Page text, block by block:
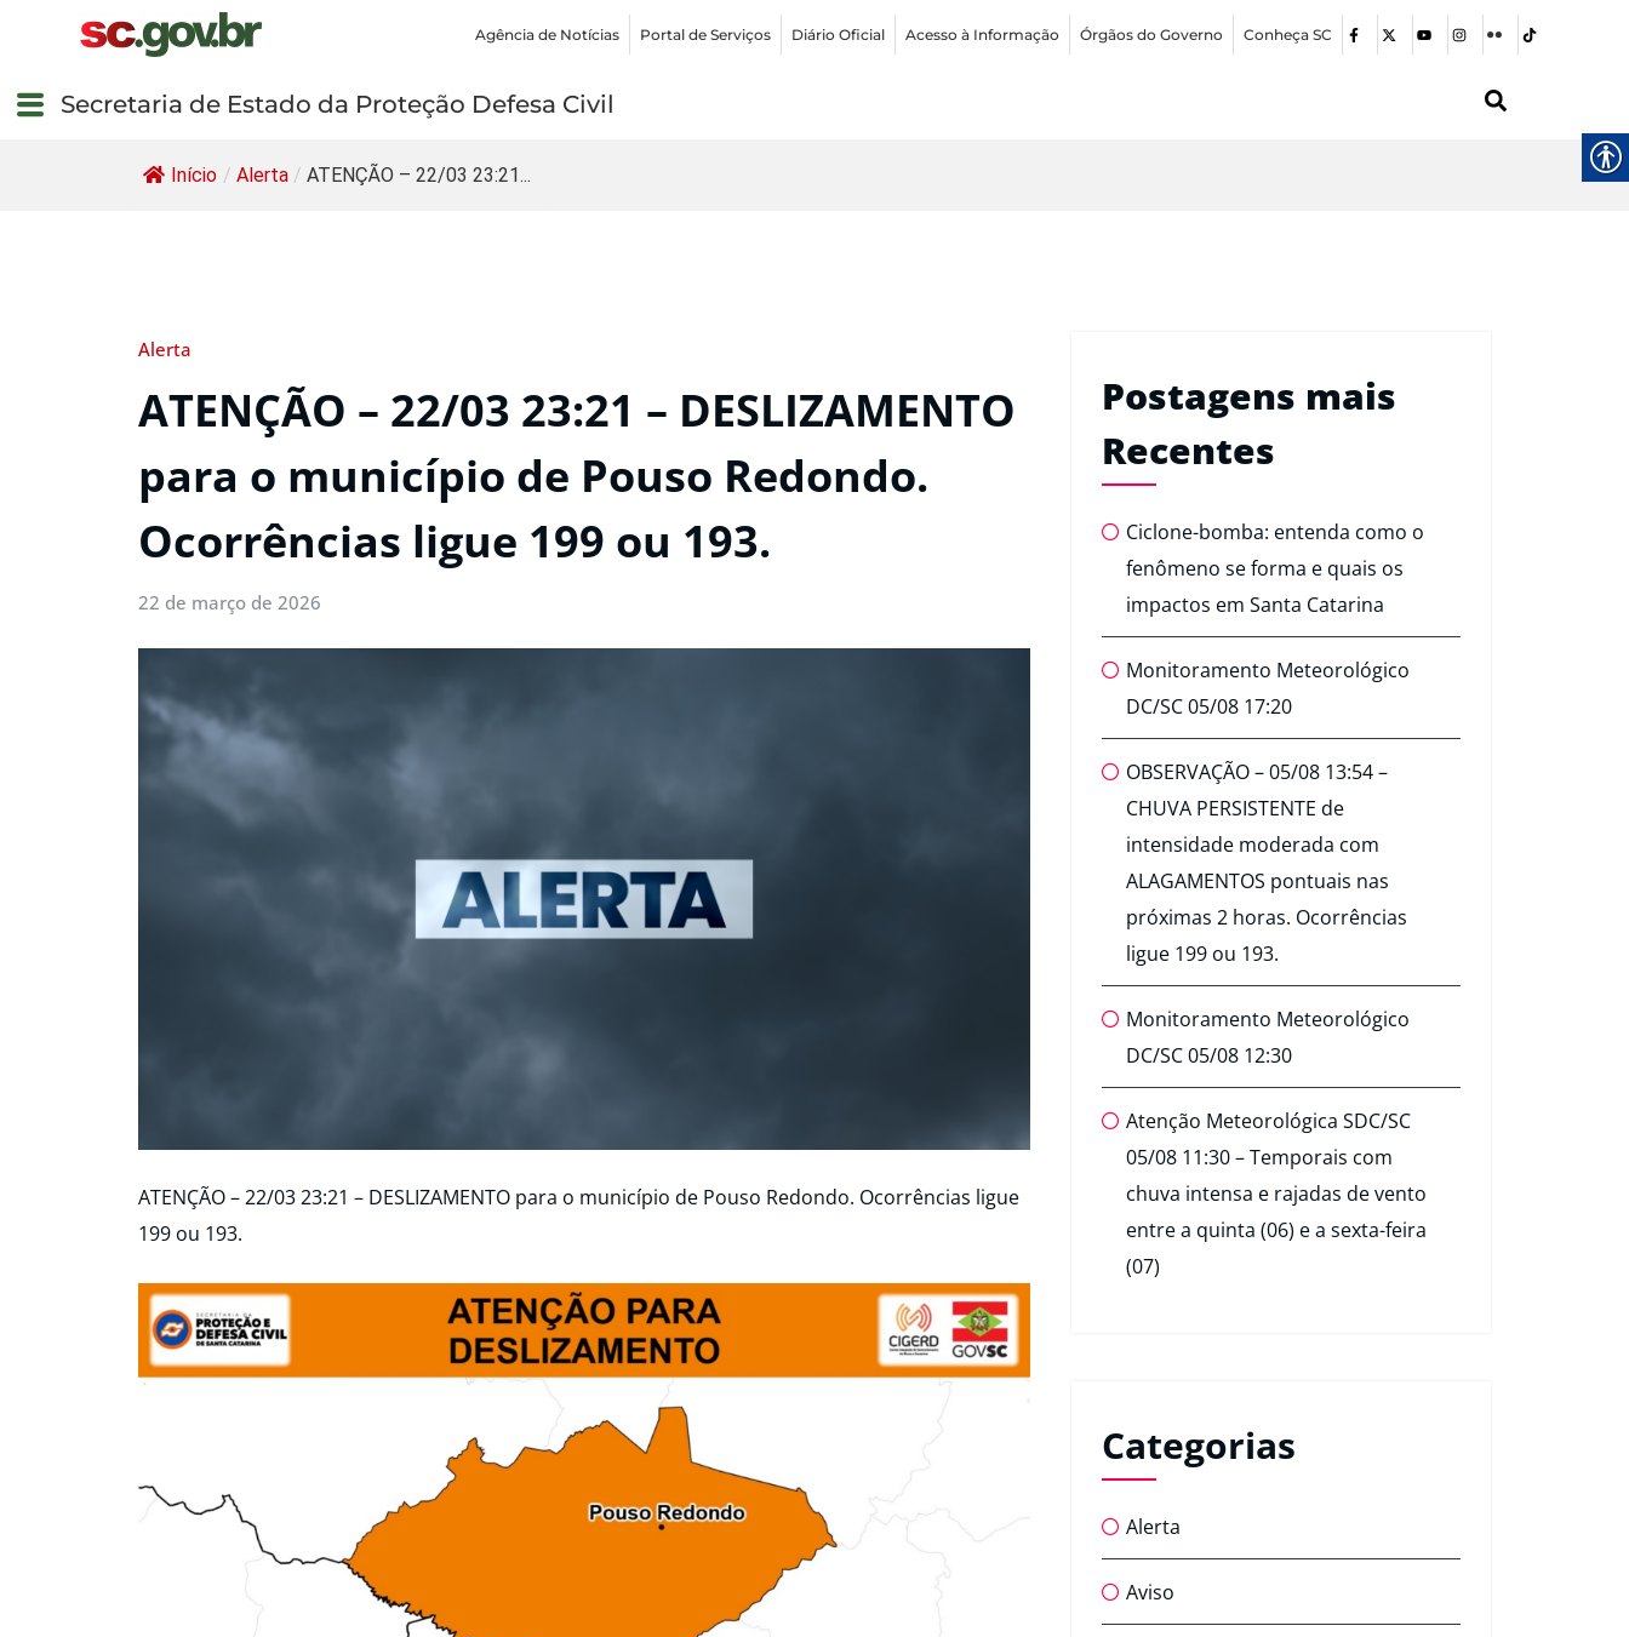
Agência de Notícias Portal de Serviços Diário Oficial Acesso à Informação Órgãos do Governo Conheça SC
Secretaria de Estado da Proteção Defesa Civil
Início / Alerta / ATENÇÃO – 22/03 23:21...
Alerta
ATENÇÃO – 22/03 23:21 – DESLIZAMENTO
para o município de Pouso Redondo.
Ocorrências ligue 199 ou 193.
22 de março de 2026
ATENÇÃO – 22/03 23:21 – DESLIZAMENTO para o município de Pouso Redondo. Ocorrências ligue
199 ou 193.
Postagens mais
Recentes
Ciclone-bomba: entenda como o
fenômeno se forma e quais os
impactos em Santa Catarina
Monitoramento Meteorológico
DC/SC 05/08 17:20
OBSERVAÇÃO – 05/08 13:54 –
CHUVA PERSISTENTE de
intensidade moderada com
ALAGAMENTOS pontuais nas
próximas 2 horas. Ocorrências
ligue 199 ou 193.
Monitoramento Meteorológico
DC/SC 05/08 12:30
Atenção Meteorológica SDC/SC
05/08 11:30 – Temporais com
chuva intensa e rajadas de vento
entre a quinta (06) e a sexta-feira
(07)
Categorias
Alerta
Aviso